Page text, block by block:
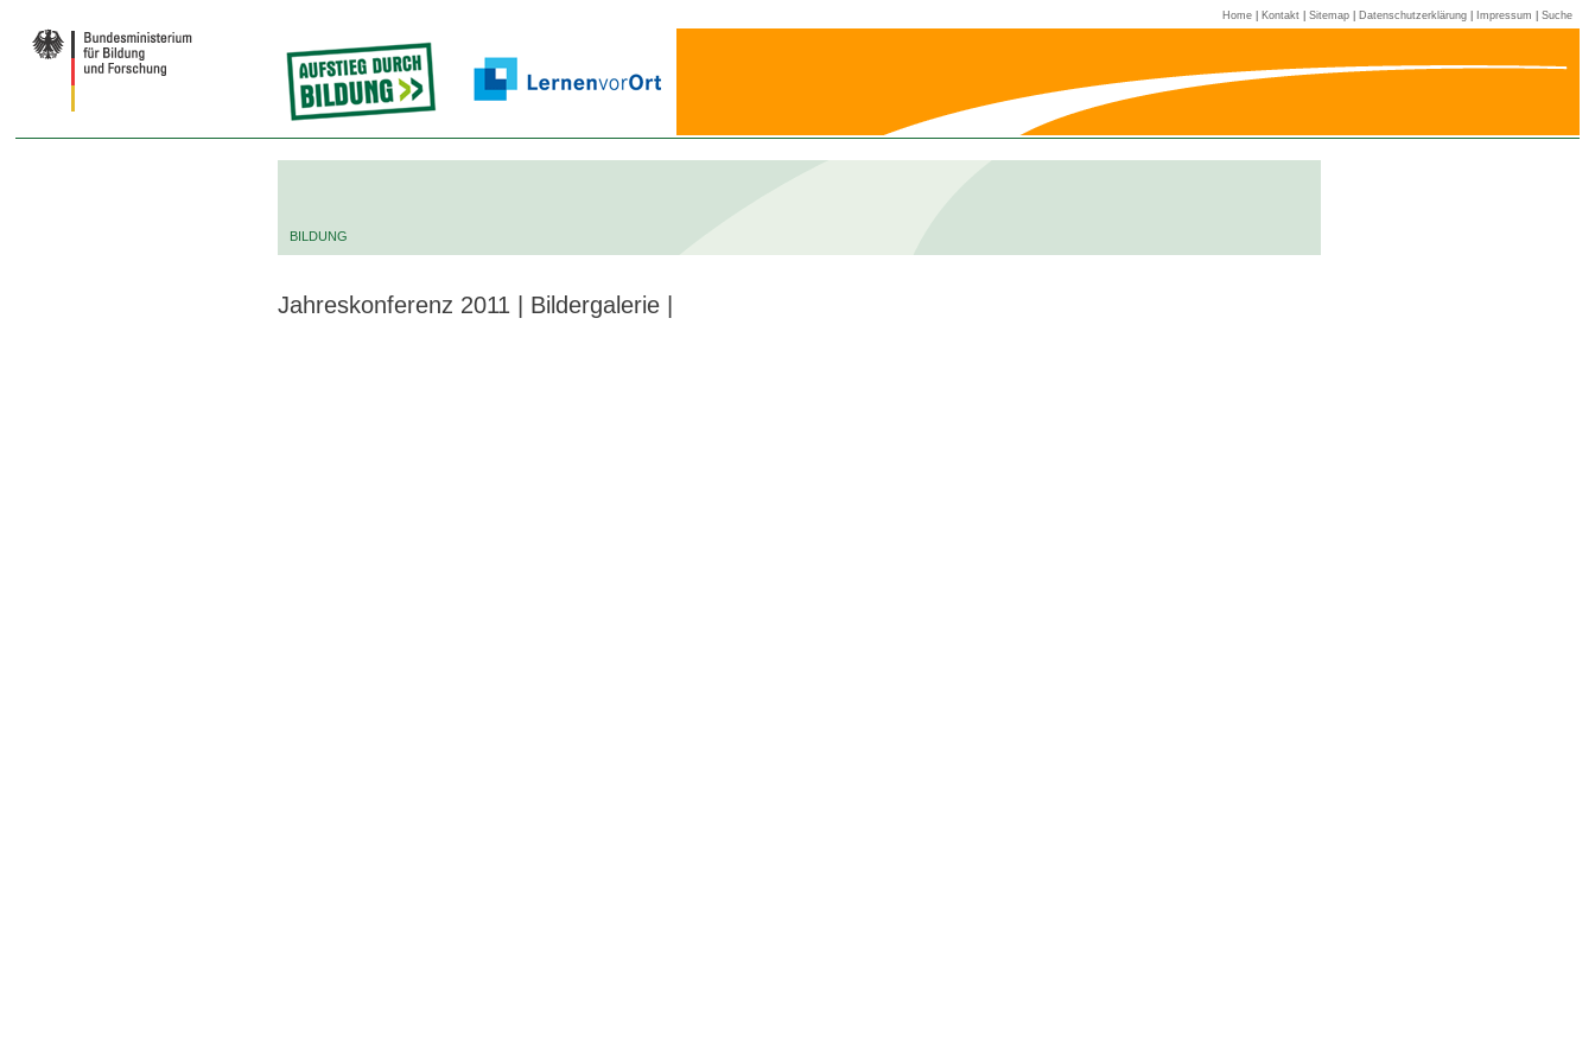
Home| Kontakt| Sitemap| Datenschutzerklärung| Impressum Suche
BILDUNG
Jahreskonferenz 2011 | Bildergalerie |